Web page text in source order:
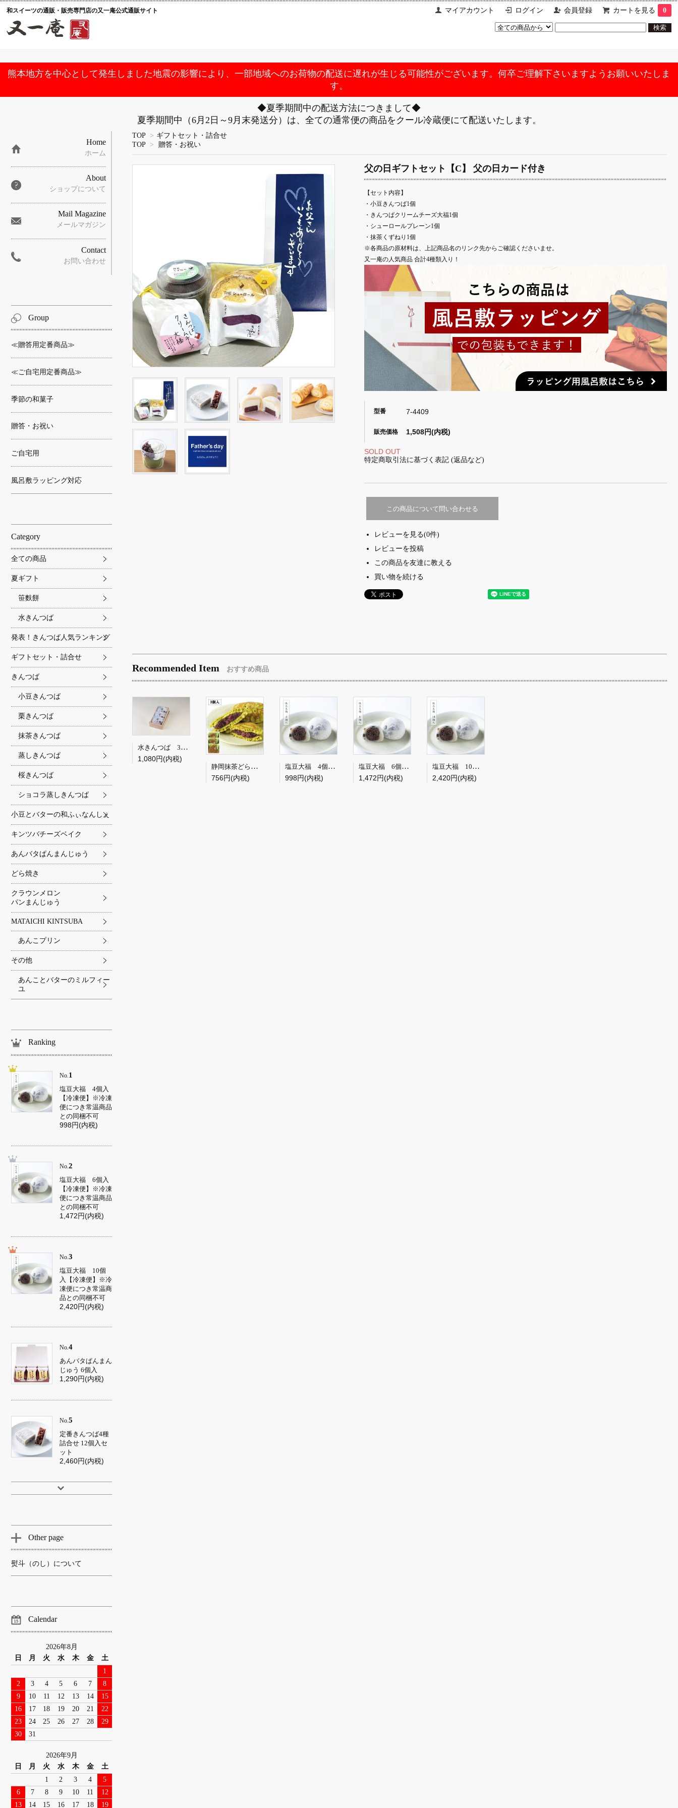
マイアカウント ログイン 会員登録 カートを見る 0
和スイーツの通販・販売専門店の又一庵公式通販サイト
熊本地方を中心として発生しました地震の影響により、一部地域へのお荷物の配送に遅れが生じる可能性がございます。何卒ご理解下さいますようお願いいたしま
す。
◆夏季期間中の配送方法につきまして◆
夏季期間中（6月2日～9月末発送分）は、全ての通常便の商品をクール冷蔵便にて配送いたします。
TOP > ギフトセット・詰合せ
TOP
> 贈答・お祝い
父の日ギフトセット【C】 父の日カード付き
【セット内容】
・ 小豆きんつば1個
・ きんつばクリームチーズ大福1個
・ シューロールプレーン1個
・ 抹茶くずねり1個
※各商品の原材料は、上記商品名のリンク先からご確認くださいませ。
又一庵の人気商品 合計4種類入り！
型番 7-4409
販売価格 1,508円(内税)
SOLD OUT
特定商取引法に基づく表記 (返品など)
この商品について問い合わせる
レビューを見る(0件)
レビューを投稿
この商品を友達に教える
買い物を続ける
Recommended Item おすすめ商品
水きんつば 3個箱
1,080円(内税)
静岡抹茶どら焼き 3個
756円(内税)
塩豆大福 4個入【冷凍便】※冷凍便につき常温商品との同梱不可
998円(内税)
塩豆大福 6個入【冷凍便】※冷凍便につき常温商品との同梱不可
1,472円(内税)
塩豆大福 10個入【冷凍便】※冷凍便につき常温商品との同梱不可
2,420円(内税)
Home
ホーム
About
ショップについて
Mail Magazine
メールマガジン
Contact
お問い合わせ
Group
≪贈答用定番商品≫
≪ご自宅用定番商品≫
季節の和菓子
贈答・お祝い
ご自宅用
風呂敷ラッピング対応
Category
全ての商品
夏ギフト
笹麩餅
水きんつば
発表！きんつば人気ランキング
ギフトセット・詰合せ
きんつば
小豆きんつば
栗きんつば
抹茶きんつば
蒸しきんつば
桜きんつば
ショコラ蒸しきんつば
小豆とバターの和ふぃなんしぇ
キンツバチーズベイク
あんバタぱんまんじゅう
どら焼き
クラウンメロン
パンまんじゅう
MATAICHI KINTSUBA
あんこプリン
その他
あんことバターのミルフィー
ユ
Ranking
No.1
塩豆大福 4個入
【冷凍便】※冷凍
便につき常温商品
との同梱不可
998円(内税)
No.2
塩豆大福 6個入
【冷凍便】※冷凍
便につき常温商品
との同梱不可
1,472円(内税)
No. 3
塩豆大福 10個
入【冷凍便】※冷
凍便につき常温商
品との同梱不可
2,420円(内税)
No.4
あんバタぱんまん
じゅう 6個入
1,290円(内税)
No. 5
定番きんつば4種
詰合せ 12個入セ
ット
2,460円(内税)
Other page
熨斗（のし）について
Calendar
2026年8月
日
月 火 水 木 金
土
1
2
3 4 5 6 7
8
9
10 11 12 13 14
15
16
17 18 19 20 21
22
23
24 25 26 27 28
29
30
31
2026年9月
日
月 火 水 木 金
土
1
2 3 4
5
6
7 8 9 10 11
12
13
14 15 16 17 18 19